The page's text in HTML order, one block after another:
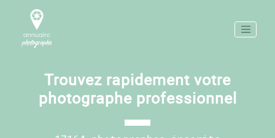
Trouvez rapidement votre
photographe professionnel